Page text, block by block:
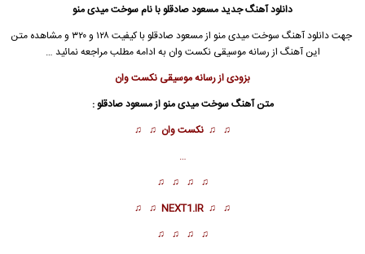
دانلود آهنگ جدیدمسعود صادقلوبا نام سوخت میدی منو
جهت دانلود آهنگ سوخت میدی منو ازمسعود صادقلو
با کیفیت ۱۲۸ و ۳۲۰ و مشاهده متن
این آهنگ از رسانه موسیقی نکست وان به ادامه مطلب مراجعه نمائید …
بزودی از رسانه موسیقی نکست وان
متن آهنگ سوخت میدی منو ازمسعود صادقلو:
♫ ♫ نکست وان ♫ ♫
…
♫ ♫ ♫ ♫
♫ ♫
NEXT1.IR
♫ ♫
♫ ♫ ♫ ♫